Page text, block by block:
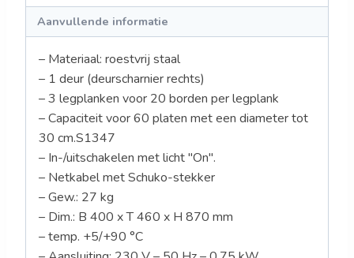
Aanvullende informatie
– Materiaal: roestvrij staal
– 1 deur (deurscharnier rechts)
– 3 legplanken voor 20 borden per legplank
– Capaciteit voor 60 platen met een diameter tot
30 cm.S1347
– In-/uitschakelen met licht "On".
– Netkabel met Schuko-stekker
– Gew.: 27 kg
– Dim.: B 400 x T 460 x H 870 mm
– temp. +5/+90 °C